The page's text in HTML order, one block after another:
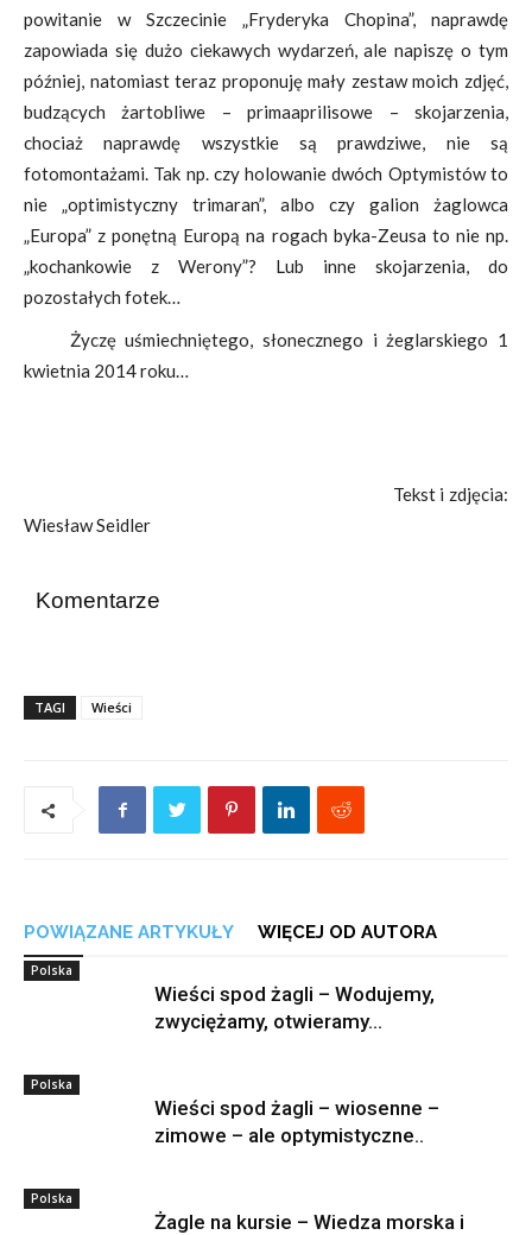
powitanie w Szczecinie „Fryderyka Chopina”, naprawdę
zapowiada się dużo ciekawych wydarzeń, ale napiszę o tym
później, natomiast teraz proponuję mały zestaw moich zdjęć,
budzących żartobliwe – primaaprilisowe – skojarzenia,
chociaż naprawdę wszystkie są prawdziwe, nie są
fotomontażami. Tak np. czy holowanie dwóch Optymistów to
nie „optimistyczny trimaran”, albo czy galion żaglowca
„Europa” z ponętną Europą na rogach byka-Zeusa to nie np.
„kochankowie z Werony”? Lub inne skojarzenia, do
pozostałych fotek…
Życzę uśmiechniętego, słonecznego i żeglarskiego 1
kwietnia 2014 roku…
Tekst i zdjęcia:
Wiesław Seidler
Komentarze
TAGI Wieści
POWIĄZANE ARTYKUŁY WIĘCEJ OD AUTORA
Polska
Wieści spod żagli – Wodujemy,
zwyciężamy, otwieramy…
Polska
Wieści spod żagli – wiosenne –
zimowe – ale optymistyczne..
Polska
Żagle na kursie – Wiedza morska i